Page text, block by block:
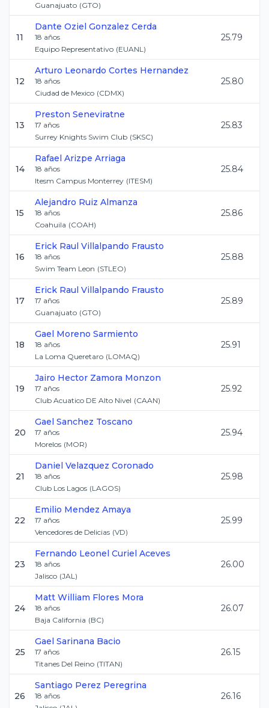
Guanajuato (GTO)
11
Dante Oziel Gonzalez Cerda
18 años
Equipo Representativo (EUANL)
25.79
12
Arturo Leonardo Cortes Hernandez
18 años
Ciudad de Mexico (CDMX)
25.80
13
Preston Seneviratne
17 años
Surrey Knights Swim Club (SKSC)
25.83
14
Rafael Arizpe Arriaga
18 años
Itesm Campus Monterrey (ITESM)
25.84
15
Alejandro Ruiz Almanza
18 años
Coahuila (COAH)
25.86
16
Erick Raul Villalpando Frausto
18 años
Swim Team Leon (STLEO)
25.88
17
Erick Raul Villalpando Frausto
17 años
Guanajuato (GTO)
25.89
18
Gael Moreno Sarmiento
18 años
La Loma Queretaro (LOMAQ)
25.91
19
Jairo Hector Zamora Monzon
17 años
Club Acuatico DE Alto Nivel (CAAN)
25.92
20
Gael Sanchez Toscano
17 años
Morelos (MOR)
25.94
21
Daniel Velazquez Coronado
18 años
Club Los Lagos (LAGOS)
25.98
22
Emilio Mendez Amaya
17 años
Vencedores de Delicias (VD)
25.99
23
Fernando Leonel Curiel Aceves
18 años
Jalisco (JAL)
26.00
24
Matt William Flores Mora
18 años
Baja California (BC)
26.07
25
Gael Sarinana Bacio
17 años
Titanes Del Reino (TITAN)
26.15
26
Santiago Perez Peregrina
18 años
26.16